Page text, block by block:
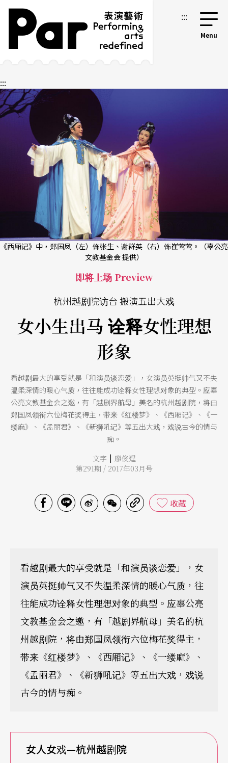
跳到主要内容区块
网站导览 :::
:::
《西厢记》中，郑国凤（左）饰张生、谢群英（右）饰崔莺莺。（辜公亮
文教基金会 提供）
即将上场 Preview
杭州越剧院访台 搬演五出大戏
女小生出马 诠释女性理想
形象
看越剧最大的享受就是「和演员谈恋爱」，女演员英挺帅气又不失
温柔深情的暖心气质，往往能成功诠释女性理想对象的典型。应辜
公亮文教基金会之邀，有「越剧界航母」美名的杭州越剧院，将由
郑国凤领衔六位梅花奖得主，带来《红楼梦》、《西厢记》、《一
缕麻》、《孟丽君》、《新狮吼记》等五出大戏，戏说古今的情与
痴。
文字 | 廖俊逞
第291期 / 2017年03月号
收藏
看越剧最大的享受就是「和演员谈恋爱」，女
演员英挺帅气又不失温柔深情的暖心气质，往
往能成功诠释女性理想对象的典型。应辜公亮
文教基金会之邀，有「越剧界航母」美名的杭
州越剧院，将由郑国凤领衔六位梅花奖得主，
带来《红楼梦》、《西厢记》、《一缕麻》、
《孟丽君》、《新狮吼记》等五出大戏，戏说
古今的情与痴。
女人女戏—杭州越剧院